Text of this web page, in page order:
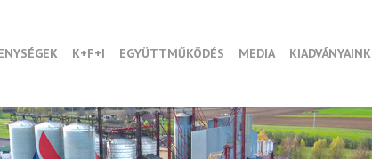
K+F+I EGYÜTTMŰKÖDÉS MEDIA KIADVÁNYAINK